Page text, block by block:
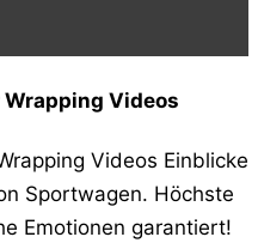
Wrapping Videos
Videos Einblicke
Sportwagen. Höchste
Emotionen garantiert!